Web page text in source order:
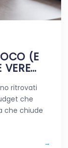
(E
ritrovati
che
che chiude
→